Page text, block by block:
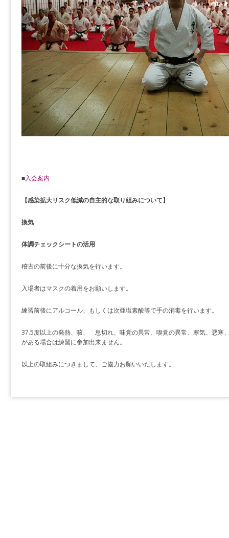
■入会案内
【感染拡大リスク低減の自主的な取り組みについて】
換気
体調チェックシートの活用
稽古の前後に十分な換気を行います。
入場者はマスクの着用をお願いします。
練習前後にアルコール、もしくは次亜塩素酸等で手の消毒を行います。
37.5度以上の発熱、咳、 息切れ、味覚の異常、嗅覚の異常、寒気、悪寒
がある場合は練習に参加出来ません。
以上の取組みにつきまして、ご協力お願いいたします。